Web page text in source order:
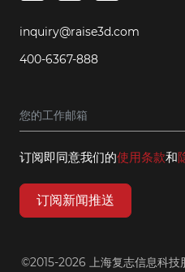
inquiry@raise3d.com
400-6367-888
订阅即同意我们的使用条款和
订阅新闻推送
©2015-2026 上海复志信息科技